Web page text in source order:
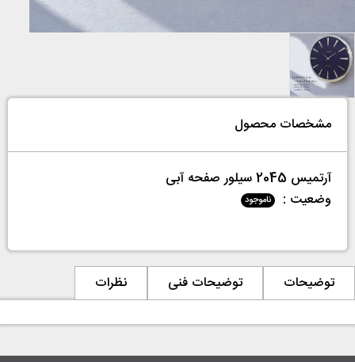
مشخصات محصول
آرتمیس 2045 سیلور صفحه آبی
وضعیت :
ناموجود
توضیحات توضیحات فنی نظرات